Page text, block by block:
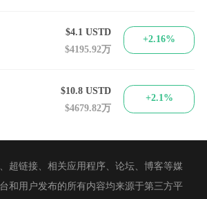
$4.1USTD
$4195.92万
+2.16%
$10.8USTD
$4679.82万
+2.1%
超链接、相关应用程序、论坛、博客等媒
和用户发布的所有内容均来源于第三方平